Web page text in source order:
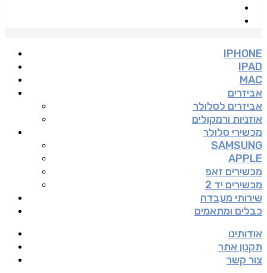
IPHONE
IPAD
MAC
אביזרים
אביזרים לסלולר
אוזניות ורמקולים
מכשירי סלולר
SAMSUNG
APPLE
מכשירים זאפ
מכשירים יד 2
שירותי מעבדה
כבלים ומתאמים
אודותינו
תקנון אתר
צור קשר